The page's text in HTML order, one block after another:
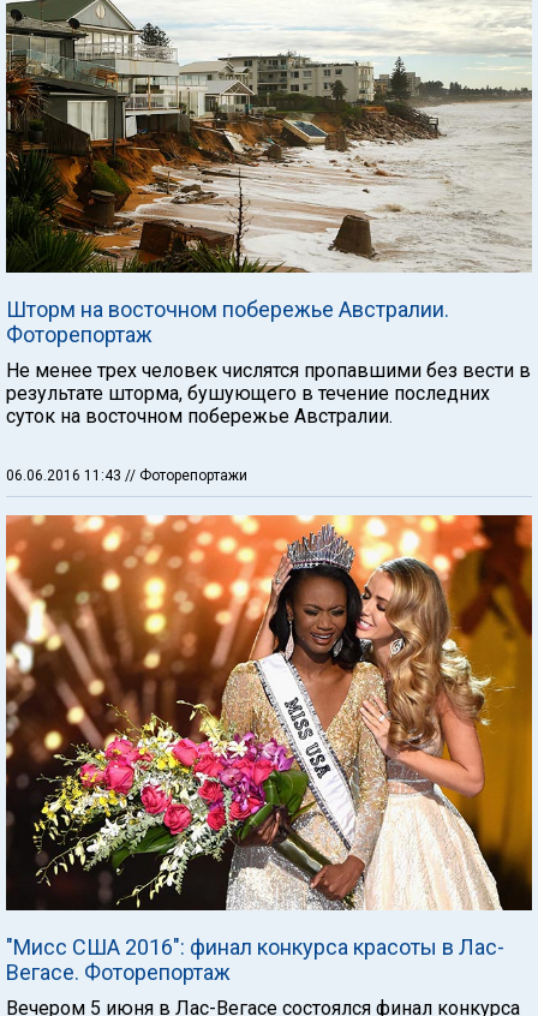
Шторм на восточном побережье Австралии.
Фоторепортаж
Не менее трех человек числятся пропавшими без вести в
результате шторма, бушующего в течение последних
суток на восточном побережье Австралии.
06.06.2016 11:43 // Фоторепортажи
"Мисс США 2016": финал конкурса красоты в Лас-
Вегасе. Фоторепортаж
Вечером 5 июня в Лас-Вегасе состоялся финал конкурса